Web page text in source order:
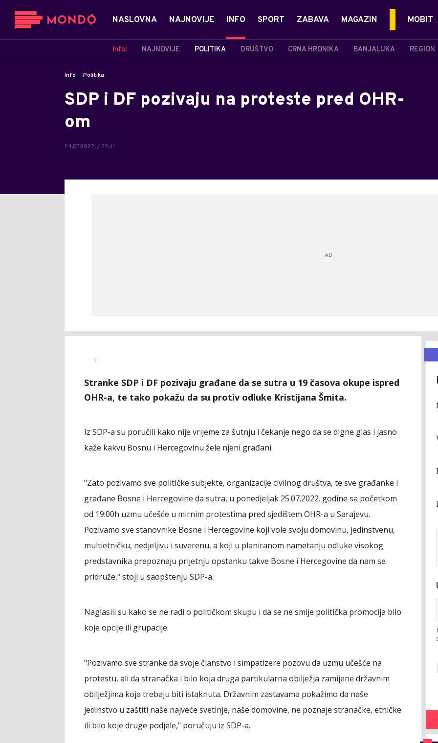
NASLOVNA NAJNOVIJE INFO
Info: NAJNOVIJE POLITIKA DRUŠTVO CRNA HRONIKA BANJALUKA REGION
SPORT ZABAVA MAGAZIN MOBIT
Info Politika
SDP i DF pozivaju na proteste pred OHR-
om
24.07.2022. / 22:41
AUTOR
1
Stranke SDP i DF pozivaju građane da se sutra u 19 časova okupe ispred
OHR-a, te tako pokažu da su protiv odluke Kristijana Šmita.
Iz SDP-a su poručili kako nije vrijeme za šutnju i čekanje nego da se digne glas i jasno
kaže kakvu Bosnu i Hercegovinu žele njeni građani.
"Zato pozivamo sve političke subjekte, organizacije civilnog društva, te sve građanke i
građane Bosne i Hercegovine da sutra, u ponedjeljak 25.07.2022. godine sa početkom
od 19:00h uzmu učešće u mirnim protestima pred sjedištem OHR-a u Sarajevu.
Pozivamo sve stanovnike Bosne i Hercegovine koji vole svoju domovinu, jedinstvenu,
multietničku, nedjeljivu i suverenu, a koji u planiranom nametanju odluke visokog
predstavnika prepoznaju prijetnju opstanku takve Bosne i Hercegovine da nam se
pridruže," stoji u saopštenju SDP-a.
Naglasili su kako se ne radi o političkom skupu i da se ne smije politička promocija bilo
koje opcije ili grupacije.
"Pozivamo sve stranke da svoje članstvo i simpatizere pozovu da uzmu učešće na
protestu, ali da stranačka i bilo koja druga partikularna obilježja zamijene državnim
obilježjima koja trebaju biti istaknuta. Državnim zastavama pokažimo da naše
jedinstvo u zaštiti naše najveće svetinje, naše domovine, ne poznaje stranačke, etničke
ili bilo koje druge podjele," poručuju iz SDP-a.